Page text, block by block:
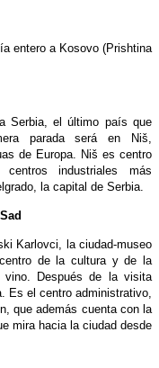
entero a Kosovo (Prishtina
Serbia, el último país que
parada será en Niš,
de Europa. Niš es centro
industriales más
la capital de Serbia.
Karlovci, la ciudad-museo
de la cultura y de la
vino. Después de la visita
Es el centro administrativo,
que además cuenta con la
mira hacia la ciudad desde